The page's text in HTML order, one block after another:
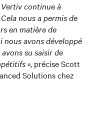
continue à
nous a permis de
en matière de
nous avons développé
su saisir de
», précise Scott
Solutions chez